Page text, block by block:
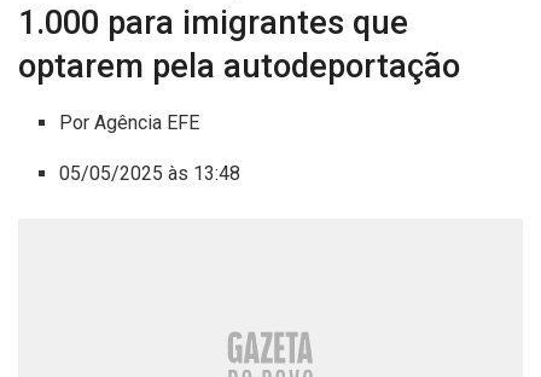
1.000 para imigrantes que
optarem pela autodeportação
Por Agência EFE
05/05/2025 às 13:48